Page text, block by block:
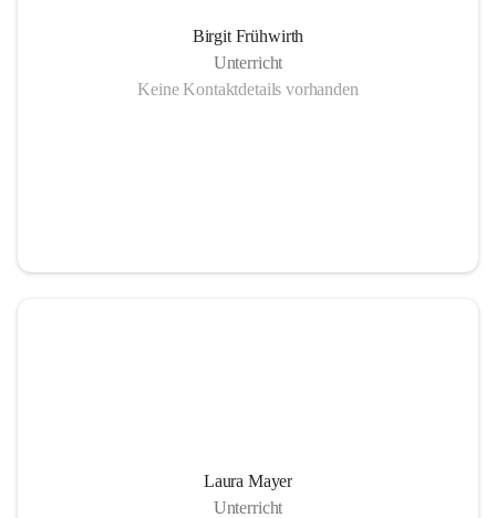
Birgit Frühwirth
Unterricht
Keine Kontaktdetails vorhanden
Laura Mayer
Unterricht